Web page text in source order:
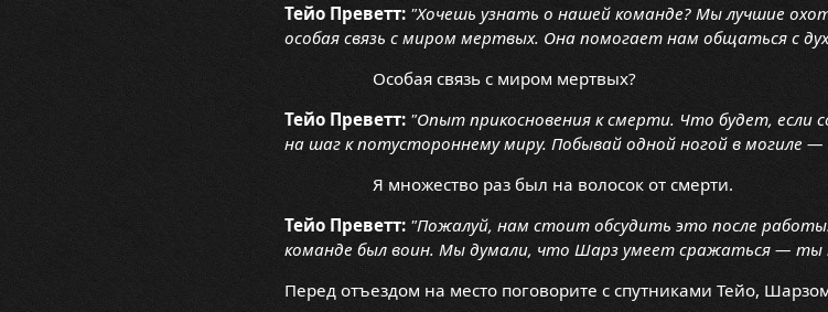
Тейо Преветт: "Хочешь узнать о нашей команде? Мы лучшие
особая связь с миром мертвых. Она помогает нам общаться с
Особая связь с миром мертвых?
Тейо Преветт: "Опыт прикосновения к смерти. Что будет, если
на шаг к потустороннему миру. Побывай одной ногой в могиле
Я множество раз был на волосок от смерти.
Тейо Преветт: "Пожалуй, нам стоит обсудить это после
команде был воин. Мы думали, что Шарз умеет сражаться — ты
Перед отъездом на место поговорите с спутниками Тейо,